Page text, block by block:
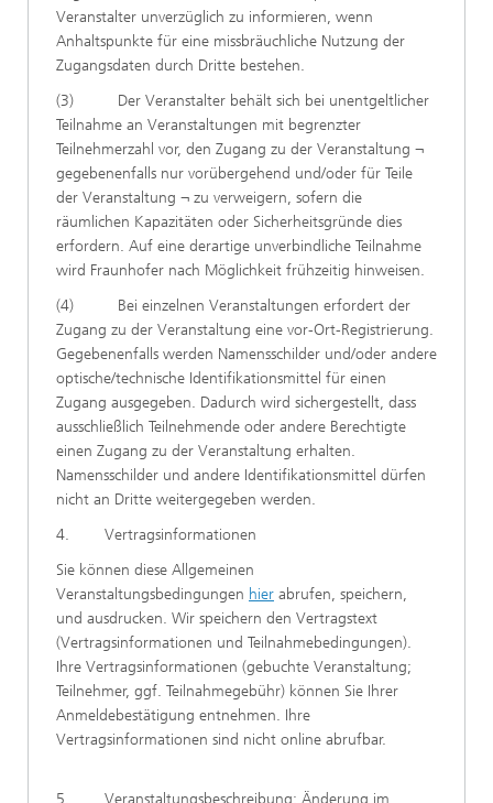
Veranstalter unverzüglich zu informieren, wenn
Anhaltspunkte für eine missbräuchliche Nutzung der
Zugangsdaten durch Dritte bestehen.
(3) Der Veranstalter behält sich bei unentgeltlicher
Teilnahme an Veranstaltungen mit begrenzter
Teilnehmerzahl vor, den Zugang zu der Veranstaltung ¬
gegebenenfalls nur vorübergehend und/oder für Teile
der Veranstaltung ¬ zu verweigern, sofern die
räumlichen Kapazitäten oder Sicherheitsgründe dies
erfordern. Auf eine derartige unverbindliche Teilnahme
wird Fraunhofer nach Möglichkeit frühzeitig hinweisen.
(4) Bei einzelnen Veranstaltungen erfordert der
Zugang zu der Veranstaltung eine vor-Ort-Registrierung.
Gegebenenfalls werden Namensschilder und/oder andere
optische/technische Identifikationsmittel für einen
Zugang ausgegeben. Dadurch wird sichergestellt, dass
ausschließlich Teilnehmende oder andere Berechtigte
einen Zugang zu der Veranstaltung erhalten.
Namensschilder und andere Identifikationsmittel dürfen
nicht an Dritte weitergegeben werden.
4. Vertragsinformationen
Sie können diese Allgemeinen
Veranstaltungsbedingungen hier abrufen, speichern,
und ausdrucken. Wir speichern den Vertragstext
(Vertragsinformationen und Teilnahmebedingungen).
Ihre Vertragsinformationen (gebuchte Veranstaltung;
Teilnehmer, ggf. Teilnahmegebühr) können Sie Ihrer
Anmeldebestätigung entnehmen. Ihre
Vertragsinformationen sind nicht online abrufbar.
5. Veranstaltungsbeschreibung; Änderung im